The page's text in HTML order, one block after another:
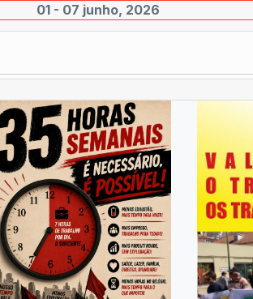
01 - 07 junho, 2026